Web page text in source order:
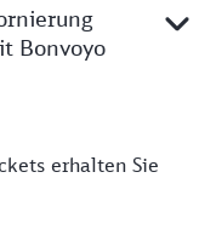
Bonvoyo
erhalten Sie